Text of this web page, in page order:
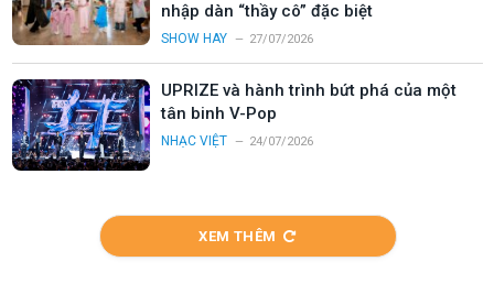
nhập dàn “thầy cô” đặc biệt
SHOW HAY 27/07/2026
UPRIZE và hành trình bứt phá của một
tân binh V-Pop
NHẠC VIỆT 24/07/2026
XEM THÊM